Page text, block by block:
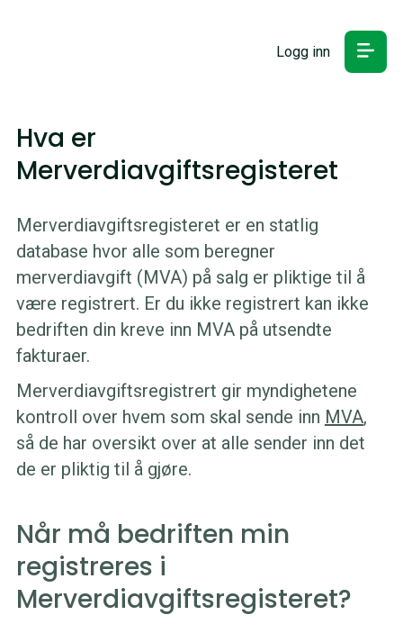
Logg inn
Hva er
Merverdiavgiftsregisteret
Merverdiavgiftsregisteret er en statlig
database hvor alle som beregner
merverdiavgift (MVA) på salg er pliktige til å
være registrert. Er du ikke registrert kan ikke
bedriften din kreve inn MVA på utsendte
fakturaer.
Merverdiavgiftsregistrert gir myndighetene
kontroll over hvem som skal sende inn MVA,
så de har oversikt over at alle sender inn det
de er pliktig til å gjøre.
Når må bedriften min
registreres i
Merverdiavgiftsregisteret?